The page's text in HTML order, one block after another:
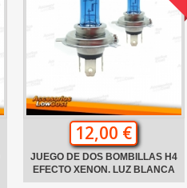
12,00 €
JUEGO DE DOS BOMBILLAS H4
EFECTO XENON. LUZ BLANCA